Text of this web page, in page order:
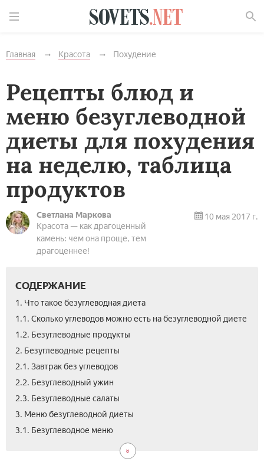
Главная Красота Похудение
Рецепты блюд и
меню безуглеводной
диеты для похудения
на неделю, таблица
продуктов
Светлана Маркова
Красота — как драгоценный
камень: чем она проще, тем
драгоценнее!
10 мая 2017 г.
СОДЕРЖАНИЕ
1. Что такое безуглеводная диета
1.1. Сколько углеводов можно есть на безуглеводной диете
1.2. Безуглеводные продукты
2. Безуглеводные рецепты
2.1. Завтрак без углеводов
2.2. Безуглеводный ужин
2.3. Безуглеводные салаты
3. Меню безуглеводной диеты
3.1. Безуглеводное меню